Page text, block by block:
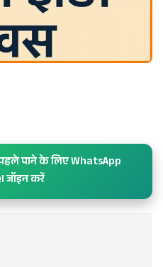
पाने के लिए WhatsApp
जॉइन करें